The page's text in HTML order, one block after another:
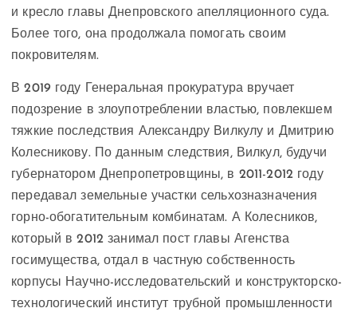
и кресло главы Днепровского апелляционного суда.
Более того, она продолжала помогать своим
покровителям.
В 2019 году Генеральная прокуратура вручает
подозрение в злоупотреблении властью, повлекшем
тяжкие последствия Александру Вилкулу и Дмитрию
Колесникову. По данным следствия, Вилкул, будучи
губернатором Днепропетровщины, в 2011-2012 году
передавал земельные участки сельхозназначения
горно-обогатительным комбинатам. А Колесников,
который в 2012 занимал пост главы Агенства
госимущества, отдал в частную собственность
корпусы Научно-исследовательский и конструкторско-
технологический институт трубной промышленности